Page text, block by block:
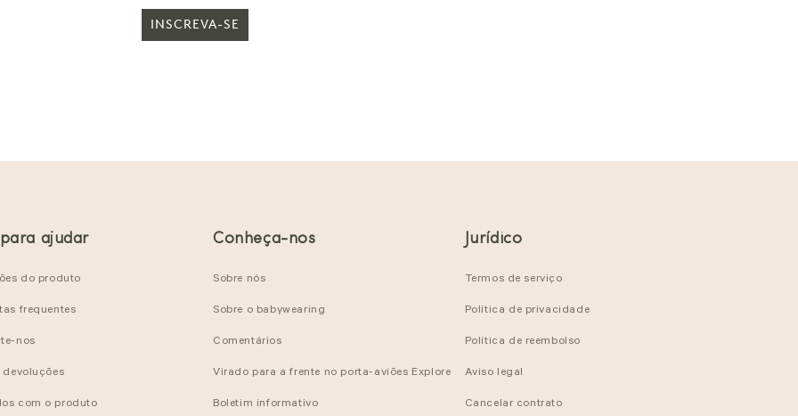
INSCREVA-SE
ajudar
do produto
frequentes
nos
devoluções
com o produto
Conheça-nos
Sobre nós
Sobre o babywearing
Comentários
Virado para a frente no porta-aviões Explore
Boletim informativo
Jurídico
Termos de serviço
Política de privacidade
Política de reembolso
Aviso legal
Cancelar contrato